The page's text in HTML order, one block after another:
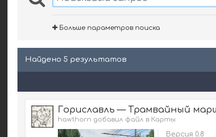
Больше параметров поиска
Найдено 5 результатов
Гориславль — Трамвайный
hawthorn добавил файл в Карты
Версия 0.8